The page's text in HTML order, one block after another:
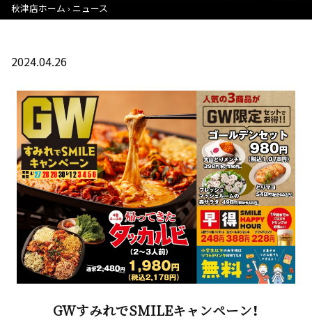
秋津店ホーム ニュース
2024.04.26
GWすみれでSMILEキャンペーン！